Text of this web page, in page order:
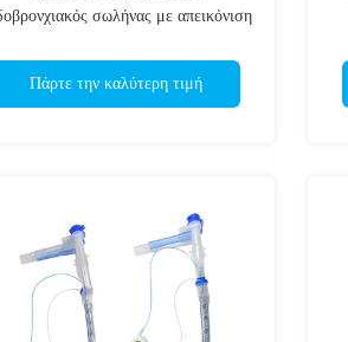
σωλήνας με απεικόνιση
ενδοχειρουργικής επέμβασης σε
Πάρτε την καλύτερη τιμή